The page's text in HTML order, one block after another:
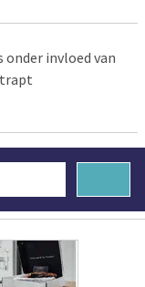
invloed van